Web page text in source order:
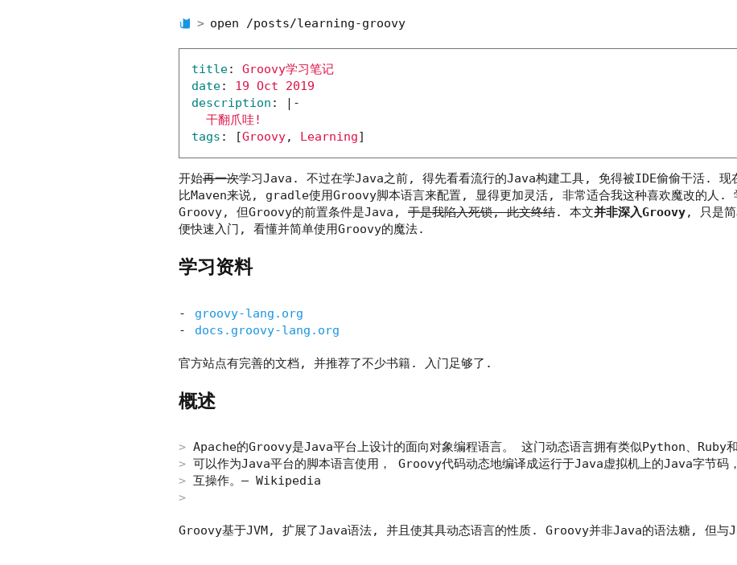
open /posts/learning-groovy
title:
Groovy学习笔记
date:
19 Oct 2019
description :
|-
干翻爪哇!
tags : [Groovy, Learning]
开始再一次学习Java. 不过在学Java之前, 得先看看流行的Java构建工具, 免得被IDE偷偷干活.
比Maven来说, gradle使用Groovy脚本语言来配置, 显得更加灵活, 非常适合我这种喜欢魔改的人.
Groovy, 但Groovy的前置条件是Java, 于是我陷入死锁, 此文终结. 本文并非深入Groovy, 只是
便快速入门, 看懂并简单使用Groovy的魔法.
学习资料
groovy-lang.org
docs.groovy-lang.org
官方站点有完善的文档, 并推荐了不少书籍. 入门足够了.
概述
Apache的Groovy是Java平台上设计的面向对象编程语言。 这门动态语言拥有类似Python、Ruby
可以作为Java平台的脚本语言使用， Groovy代码动态地编译成运行于Java虚拟机上的Java字节码
互操作。– Wikipedia
Groovy基于JVM, 扩展了Java语法, 并且使其具动态语言的性质. Groovy并非Java的语法糖, 但与